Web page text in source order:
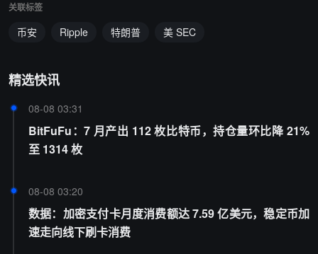
关联标签
币安 Ripple 特朗普 美 SEC
精选快讯
08-08 03:31
BitFuFu：7 月产出 112 枚比特币，持仓量环比降 21%
至 1314 枚
08-08 03:20
数据：加密支付卡月度消费额达 7.59 亿美元，稳定币加
速走向线下刷卡消费